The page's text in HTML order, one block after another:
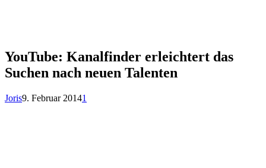
YouTube: Kanalfinder erleichtert das
Suchen nach neuen Talenten
Joris9. Februar 20141